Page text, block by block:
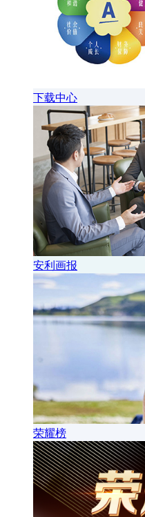
下载中心
安利画报
荣耀榜